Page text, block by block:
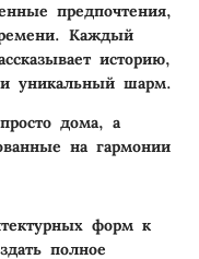
предпочтения,
Каждый
историю,
уникальный шарм.
дома, а
на гармонии
форм к
полное